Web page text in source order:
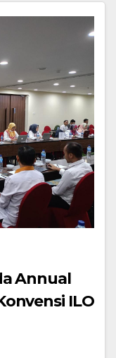
Annual
ILO